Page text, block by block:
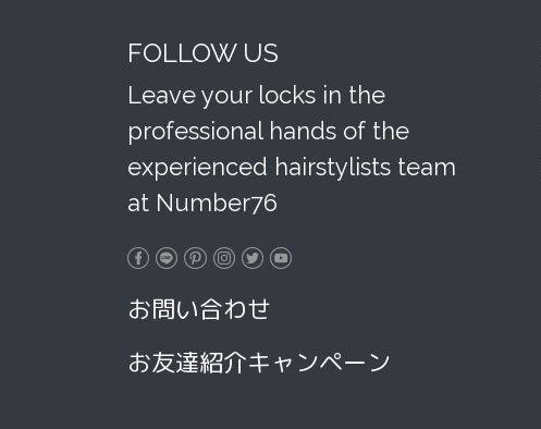
FOLLOW US
Leave your locks in the
professional hands of the
experienced hairstylists team
at Number76
お問い合わせ
お友達紹介キャンペーン